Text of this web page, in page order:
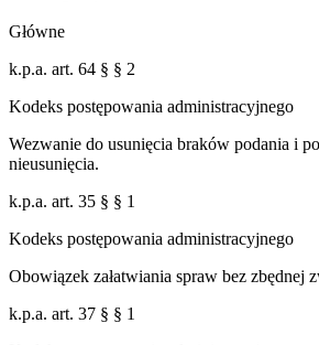
Główne
k.p.a. art. 64 § § 2
Kodeks postępowania administracyjnego
Wezwanie do usunięcia braków podania i
nieusunięcia.
k.p.a. art. 35 § § 1
Kodeks postępowania administracyjnego
Obowiązek załatwiania spraw bez zbędnej
k.p.a. art. 37 § § 1